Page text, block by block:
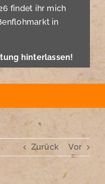
findet ihr mich
in
hinterlassen!
Zurück Vor